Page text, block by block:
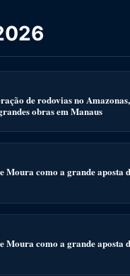
de rodovias no
obras em Manaus
como a grande aposta
como a grande aposta